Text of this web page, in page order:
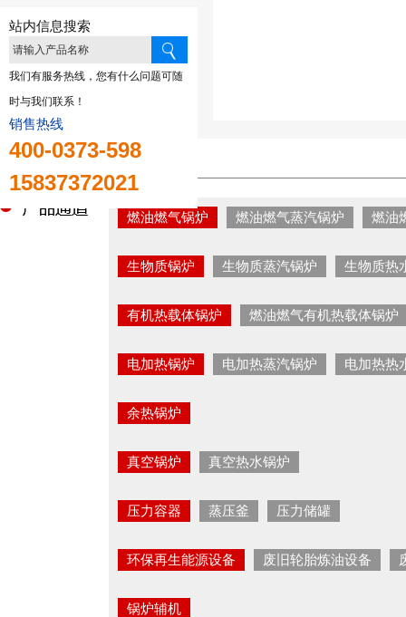
站内信息搜索
我们有服务热线，您有什么问题可随
时与我们联系！
销售热线
400-0373-598
15837372021
燃油燃气锅炉 燃油燃气蒸汽锅炉 燃油
生物质锅炉 生物质蒸汽锅炉 生物质热
有机热载体锅炉 燃油燃气有机热载体锅炉
电加热锅炉 电加热蒸汽锅炉 电加热热
余热锅炉
真空锅炉 真空热水锅炉
压力容器 蒸压釜 压力储罐
环保再生能源设备 废旧轮胎炼油设备
锅炉辅机